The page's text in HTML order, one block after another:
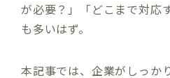
が必要？」「どこまで対応
も多いはず。
本記事では、企業がしっか